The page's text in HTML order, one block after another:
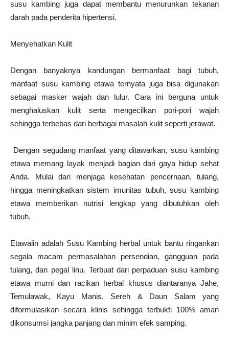
susu kambing juga dapat membantu menurunkan tekanan
darah pada penderita hipertensi.
Menyehatkan Kulit
Dengan banyaknya kandungan bermanfaat bagi tubuh,
manfaat susu kambing etawa ternyata juga bisa digunakan
sebagai masker wajah dan lulur. Cara ini berguna untuk
menghaluskan kulit serta mengecilkan pori-pori wajah
sehingga terbebas dari berbagai masalah kulit seperti jerawat.
Dengan segudang manfaat yang ditawarkan, susu kambing
etawa memang layak menjadi bagian dari gaya hidup sehat
Anda. Mulai dari menjaga kesehatan pencernaan, tulang,
hingga meningkatkan sistem imunitas tubuh, susu kambing
etawa memberikan nutrisi lengkap yang dibutuhkan oleh
tubuh.
Etawalin adalah Susu Kambing herbal untuk bantu ringankan
segala macam permasalahan persendian, gangguan pada
tulang, dan pegal linu. Terbuat dari perpaduan susu kambing
etawa murni dan racikan herbal khusus diantaranya Jahe,
Temulawak, Kayu Manis, Sereh & Daun Salam yang
diformulasikan secara klinis sehingga terbukti 100% aman
dikonsumsi jangka panjang dan minim efek samping.